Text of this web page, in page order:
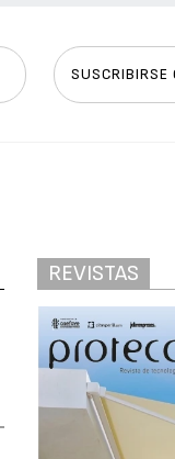
SUSCRIBIRSE
REVISTAS